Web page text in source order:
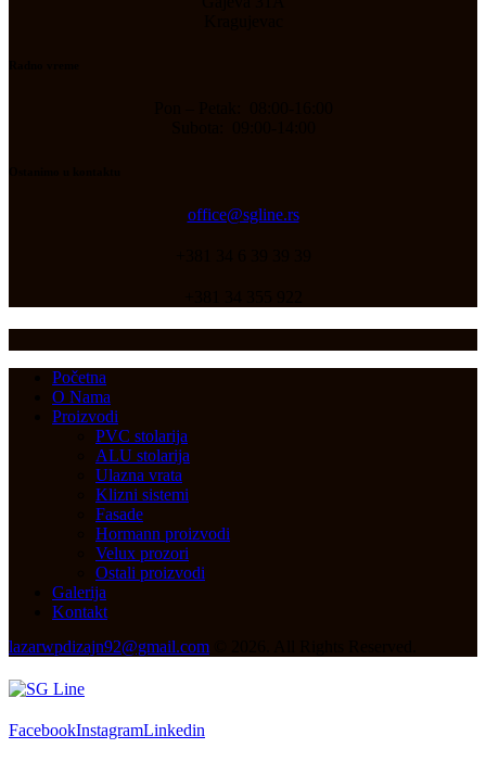
office@sgline.rs
Početna
O Nama
Proizvodi
PVC stolarija
ALU stolarija
Ulazna vrata
Klizni sistemi
Fasade
Hormann proizvodi
Velux prozori
Ostali proizvodi
Galerija
Kontakt
lazarwpdizajn92@gmail.com
FacebookInstagramLinkedin